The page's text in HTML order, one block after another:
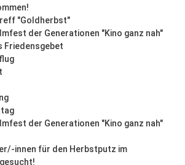
"Goldherbst"
der Generationen "Kino ganz nah"
Friedensgebet
der Generationen "Kino ganz nah"
innen für den Herbstputz im